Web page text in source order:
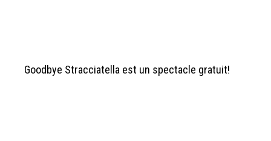
Goodbye Stracciatella est un spectacle gratuit!